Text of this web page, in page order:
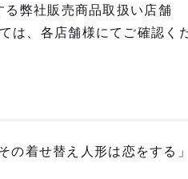
弊社販売商品取扱い店舗
は、各店舗様にてご確認く
の着せ替え人形は恋をする」